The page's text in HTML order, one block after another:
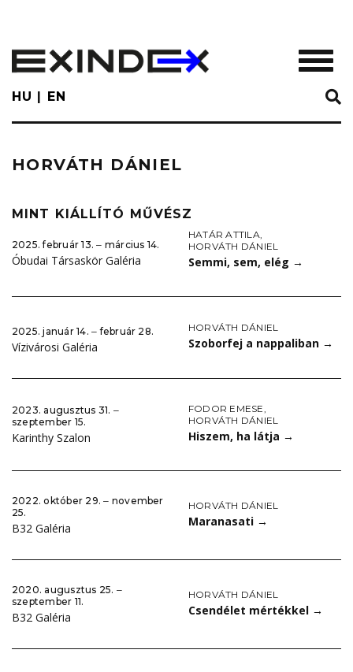
main
content
HU EN
HORVÁTH DÁNIEL
MINT KIÁLLÍTÓ MŰVÉSZ
2025. február 13. ‒ március 14.
Óbudai Társaskör Galéria
HATÁR ATTILA,
HORVÁTH DÁNIEL
Semmi, sem, elég →
2025. január 14. ‒ február 28.
Vízivárosi Galéria
HORVÁTH DÁNIEL
Szoborfej a nappaliban →
2023. augusztus 31. ‒
szeptember 15.
Karinthy Szalon
FODOR EMESE,
HORVÁTH DÁNIEL
Hiszem, ha látja →
2022. október 29. ‒ november
25.
B32 Galéria
HORVÁTH DÁNIEL
Maranasati →
2020. augusztus 25. ‒
szeptember 11.
B32 Galéria
HORVÁTH DÁNIEL
Csendélet mértékkel →